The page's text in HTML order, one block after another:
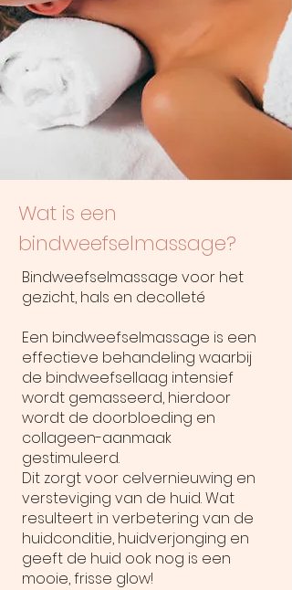
Wat is een
bindweefselmassage?
Bindweefselmassage voor het
gezicht, hals en decolleté
Een bindweefselmassage is een
effectieve behandeling waarbij
de bindweefsellaag intensief
wordt gemasseerd, hierdoor
wordt de doorbloeding en
collageen-aanmaak
gestimuleerd.
Dit zorgt voor celvernieuwing en
versteviging van de huid. Wat
resulteert in verbetering van de
huidconditie, huidverjonging en
geeft de huid ook nog is een
mooie, frisse glow!